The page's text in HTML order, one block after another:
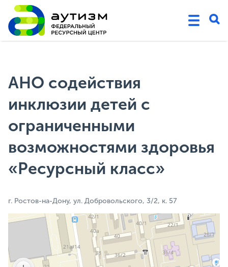
АНО содействия
инклюзии детей с
ограниченными
возможностями здоровья
«Ресурсный класс»
г. Ростов-на-Дону, ул. Добровольского, 3/2, к. 57